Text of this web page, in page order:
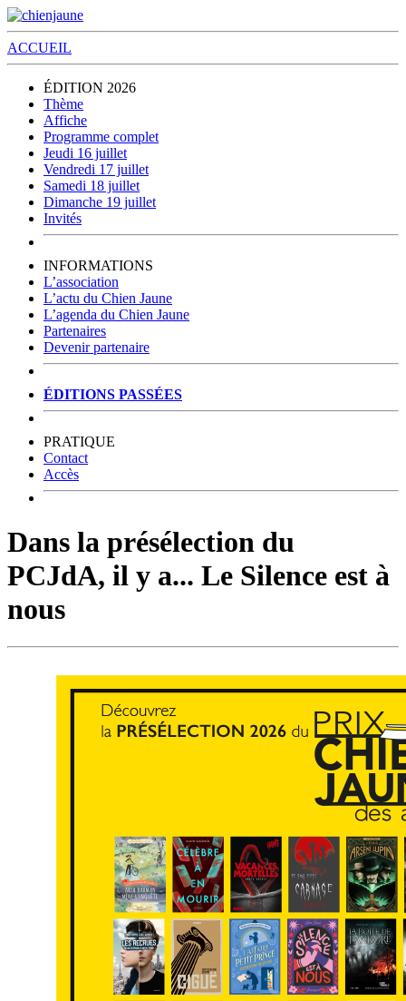
ACCUEIL
ÉDITION 2026
Thème
Affiche
Programme complet
Jeudi 16 juillet
Vendredi 17 juillet
Samedi 18 juillet
Dimanche 19 juillet
Invités
INFORMATIONS
L’association
L’actu du Chien Jaune
L’agenda du Chien Jaune
Partenaires
Devenir partenaire
ÉDITIONS PASSÉES
PRATIQUE
Contact
Accès
Dans la présélection du
PCJdA, il y a... Le Silence est à
nous